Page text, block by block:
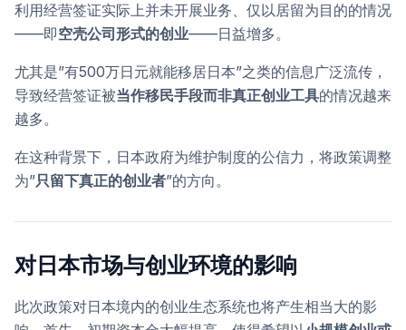
利用经营签证实际上并未开展业务、仅以居留为目的的情况
——即空壳公司形式的创业——日益增多。
尤其是”有500万日元就能移居日本”之类的信息广泛流传，
导致经营签证被当作移民手段而非真正创业工具的情况越来
越多。
在这种背景下，日本政府为维护制度的公信力，将政策调整
为”只留下真正的创业者”的方向。
对日本市场与创业环境的影响
此次政策对日本境内的创业生态系统也将产生相当大的影